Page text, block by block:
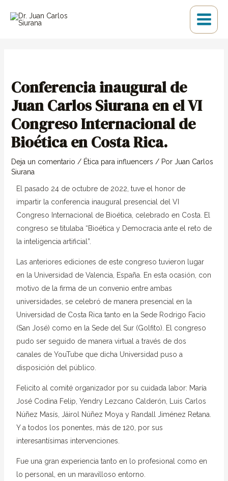
Main
Menu
Conferencia inaugural de
Juan Carlos Siurana en el VI
Congreso Internacional de
Bioética en Costa Rica.
Deja un comentario / Ética para influencers / Por Juan Carlos
Siurana
El pasado 24 de octubre de 2022, tuve el honor de
impartir la conferencia inaugural presencial del VI
Congreso Internacional de Bioética, celebrado en Costa. El
congreso se titulaba “Bioética y Democracia ante el reto de
la inteligencia artificial”.
Las anteriores ediciones de este congreso tuvieron lugar
en la Universidad de Valencia, España. En esta ocasión, con
motivo de la firma de un convenio entre ambas
universidades, se celebró de manera presencial en la
Universidad de Costa Rica tanto en la Sede Rodrigo Facio
(San José) como en la Sede del Sur (Golfito). El congreso
pudo ser seguido de manera virtual a través de dos
canales de YouTube que dicha Universidad puso a
disposición del público.
Felicito al comité organizador por su cuidada labor: María
José Codina Felip, Yendry Lezcano Calderón, Luis Carlos
Núñez Masís, Jáirol Núñez Moya y Randall Jiménez Retana.
Y a todos los ponentes, más de 120, por sus
interesantísimas intervenciones.
Fue una gran experiencia tanto en lo profesional como en
lo personal, en un maravilloso entorno.